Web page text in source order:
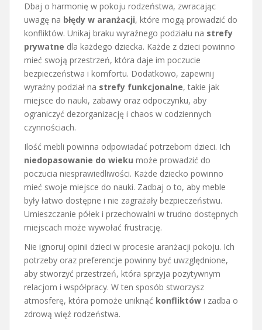
Dbaj o harmonię w pokoju rodzeństwa, zwracając
uwagę na błędy w aranżacji, które mogą prowadzić do
konfliktów. Unikaj braku wyraźnego podziału na strefy
prywatne dla każdego dziecka. Każde z dzieci powinno
mieć swoją przestrzeń, która daje im poczucie
bezpieczeństwa i komfortu. Dodatkowo, zapewnij
wyraźny podział na strefy funkcjonalne, takie jak
miejsce do nauki, zabawy oraz odpoczynku, aby
ograniczyć dezorganizację i chaos w codziennych
czynnościach.
Ilość mebli powinna odpowiadać potrzebom dzieci. Ich
niedopasowanie do wieku może prowadzić do
poczucia niesprawiedliwości. Każde dziecko powinno
mieć swoje miejsce do nauki. Zadbaj o to, aby meble
były łatwo dostępne i nie zagrażały bezpieczeństwu.
Umieszczanie półek i przechowalni w trudno dostępnych
miejscach może wywołać frustrację.
Nie ignoruj opinii dzieci w procesie aranżacji pokoju. Ich
potrzeby oraz preferencje powinny być uwzględnione,
aby stworzyć przestrzeń, która sprzyja pozytywnym
relacjom i współpracy. W ten sposób stworzysz
atmosferę, która pomoże uniknąć konfliktów i zadba o
zdrową więź rodzeństwa.